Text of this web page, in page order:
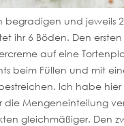
begradigen und jeweils
ihr 6 Böden. Den
auf eine
beim Füllen und mit
Ich habe
die Mengeneinteilung
gleichmäßiger. Den